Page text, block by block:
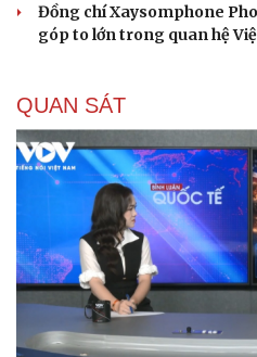
Đồng chí Xaysomphone
góp to lớn trong quan hệ
QUAN SÁT